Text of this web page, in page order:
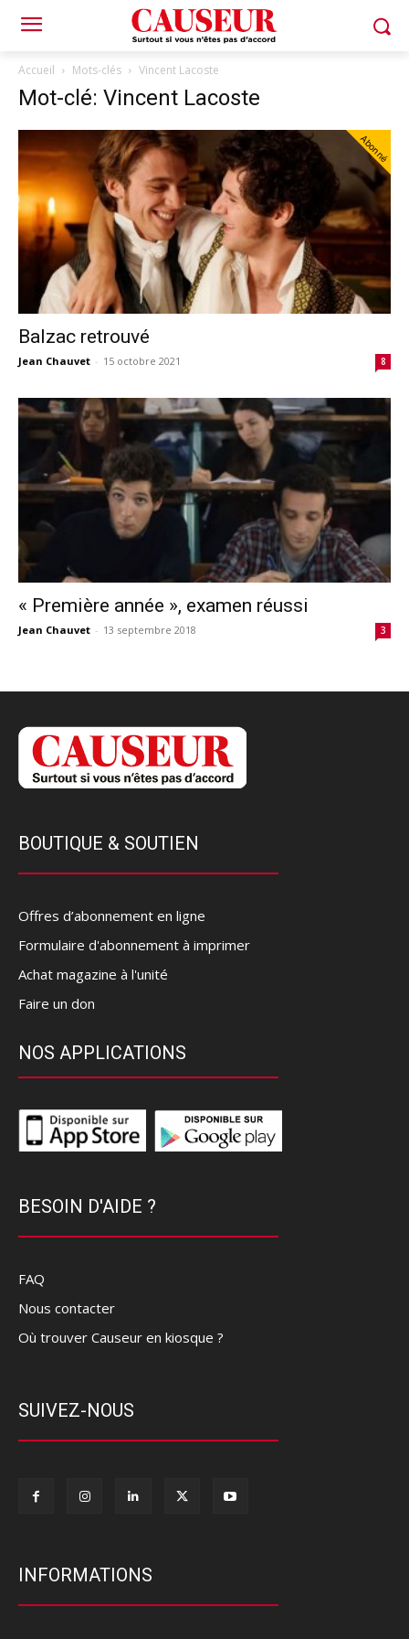
Accueil Mots-clés Vincent Lacoste
Mot-clé: Vincent Lacoste
Abonné
Balzac retrouvé
Jean Chauvet - 15 octobre 2021 8
« Première année », examen réussi
Jean Chauvet - 13 septembre 2018 3
BOUTIQUE & SOUTIEN
Offres d’abonnement en ligne
Formulaire d'abonnement à imprimer
Achat magazine à l'unité
Faire un don
NOS APPLICATIONS
BESOIN D'AIDE ?
FAQ
Nous contacter
Où trouver Causeur en kiosque ?
SUIVEZ-NOUS
INFORMATIONS